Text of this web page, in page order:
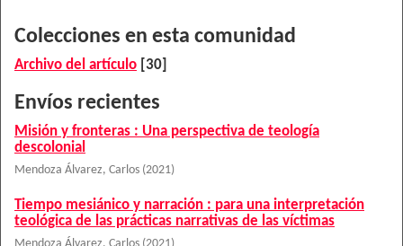
Colecciones en esta comunidad
Archivo del artículo [30]
Envíos recientes
Misión y fronteras : Una perspectiva de teología
descolonial
Mendoza Álvarez, Carlos (2021)
Tiempo mesiánico y narración : para una interpretación
teológica de las prácticas narrativas de las víctimas